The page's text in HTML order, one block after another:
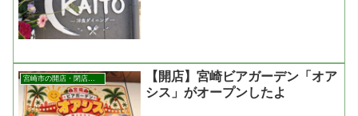
宮崎市の開店・閉店まとめ
【開店】宮崎ビアガーデン「オア
シス」がオープンしたよ